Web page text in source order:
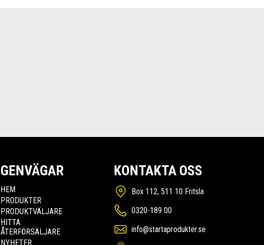
GENVÄGAR
HEM
PRODUKTER
PRODUKTVÄLJARE
HITTA
ÅTERFÖRSÄLJARE
NYHETER
KONTAKTA OSS
Box 112, 511 10 Fritsla
0320-189 00
info@startaprodukter.se